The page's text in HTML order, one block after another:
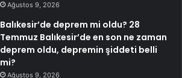
Ağustos 9, 2026
Balıkesir’de deprem mi oldu? 28
Temmuz Balıkesir’de en son ne zaman
deprem oldu, depremin şiddeti belli
mi?
Ağustos 9, 2026